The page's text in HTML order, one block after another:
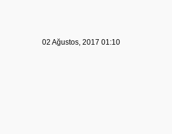
02 Ağustos, 2017 01:10